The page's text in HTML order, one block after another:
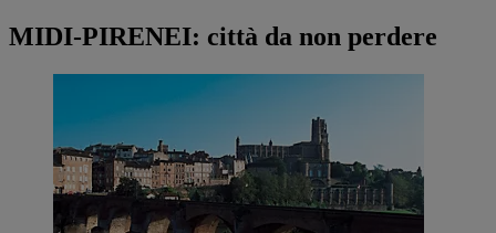
MIDI-PIRENEI: città da non perdere